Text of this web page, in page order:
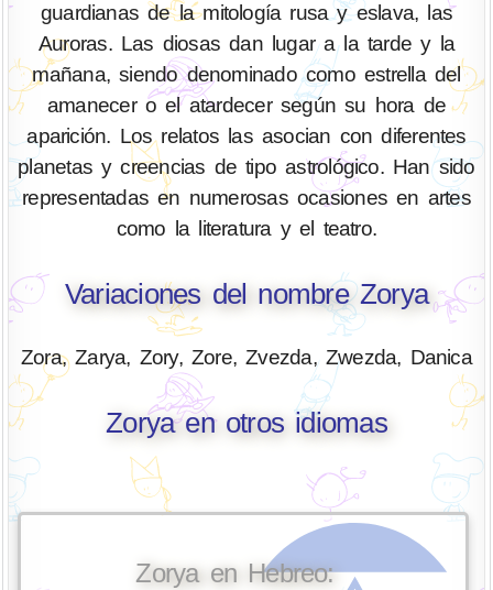
guardianas de la mitología rusa y eslava, las
Auroras. Las diosas dan lugar a la tarde y la
mañana, siendo denominado como estrella del
amanecer o el atardecer según su hora de
aparición. Los relatos las asocian con diferentes
planetas y creencias de tipo astrológico. Han sido
representadas en numerosas ocasiones en artes
como la literatura y el teatro.
Variaciones del nombre Zorya
Zora, Zarya, Zory, Zore, Zvezda, Zwezda, Danica
Zorya en otros idiomas
Zorya en Hebreo: